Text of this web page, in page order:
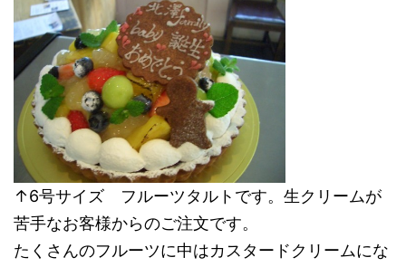
↑6号サイズ フルーツタルトです。生クリームが
苦手なお客様からのご注文です。
たくさんのフルーツに中はカスタードクリームにな